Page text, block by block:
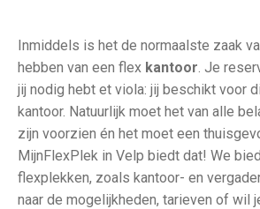
Inmiddels is het de normaalste zaak
hebben van een flex kantoor. Je
jij nodig hebt et viola: jij beschikt voor
kantoor. Natuurlijk moet het van alle
zijn voorzien én het moet een
MijnFlexPlek in Velp biedt dat! We
flexplekken, zoals kantoor- en
naar de mogelijkheden, tarieven of wil